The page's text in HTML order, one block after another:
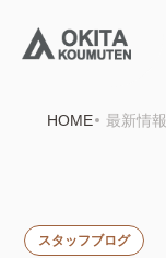
HOME 最新情報
スタッフブログ